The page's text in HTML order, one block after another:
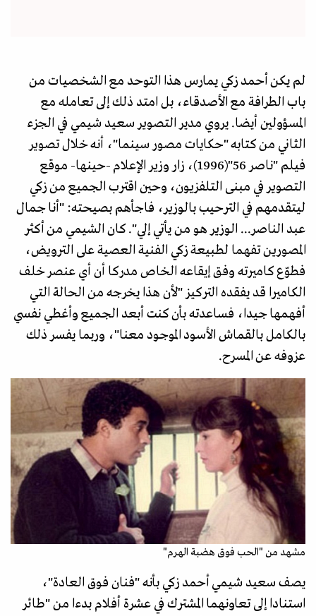
لم يكن أحمد زكي يمارس هذا التوحد مع الشخصيات من
باب الطرافة مع الأصدقاء، بل امتد ذلك إلى تعامله مع
المسؤولين أيضا. يروي مدير التصوير سعيد شيمي في الجزء
الثاني من كتابه "حكايات مصور سينما"، أنه خلال تصوير
فيلم "ناصر 56"(1996)، زار وزير الإعلام -حينها- موقع
التصوير في مبنى التلفزيون، وحين اقترب الجميع من زكي
ليتقدمهم في الترحيب بالوزير، فاجأهم بصيحته: "أنا جمال
عبد الناصر... الوزير هو من يأتي إلي". كان الشيمي من أكثر
المصورين تفهما لطبيعة زكي الفنية العصية على الترويض،
فطوّع كاميرته وفق إيقاعه الخاص مدركا أن أي عنصر خلف
الكاميرا قد يفقده التركيز "لأن هذا يخرجه من الحالة التي
أفهمها جيدا، فساعدته بأن كنت أبعد الجميع وأغطي نفسي
بالكامل بالقماش الأسود الموجود معنا"، وربما يفسر ذلك
عزوفه عن المسرح.
مشهد من "الحب فوق هضبة الهرم"
يصف سعيد شيمي أحمد زكي بأنه "فنان فوق العادة"،
استنادا إلى تعاونهما المشترك في عشرة أفلام بدءا من "طائر